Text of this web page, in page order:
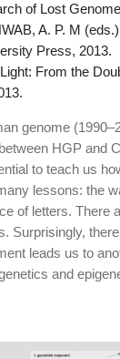
of Lost
A. P. M
Press, 2013.
From the
genome
HGP and
to teach us
lessons: the
of letters. There
Surprisingly,
leads us to
and